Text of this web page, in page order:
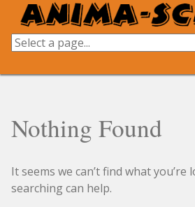
content
Nothing Found
It seems we can’t find what
searching can help.